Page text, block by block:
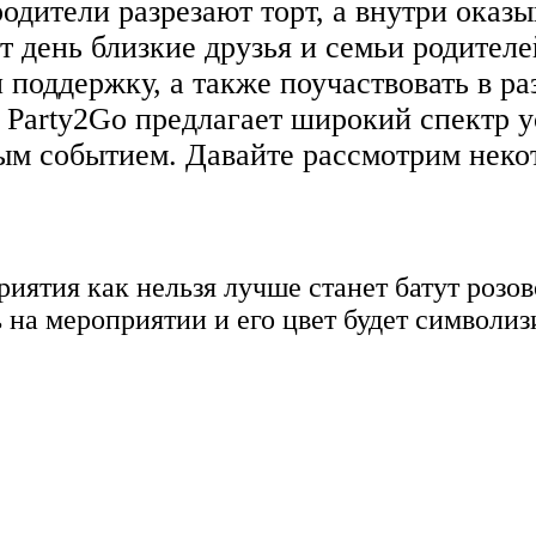
разрезают торт, а внутри
близкие друзья и семьи
а также поучаствовать в
предлагает широкий спектр
событием. Давайте рассмотрим
как нельзя лучше станет батут
мероприятии и его цвет будет